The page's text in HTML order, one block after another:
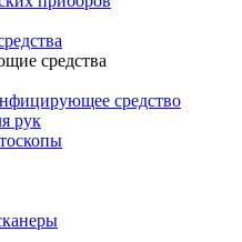
средства
средство
рук